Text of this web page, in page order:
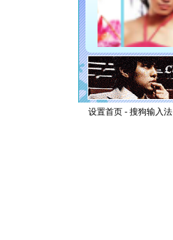
设置首页 - 搜狗输入法